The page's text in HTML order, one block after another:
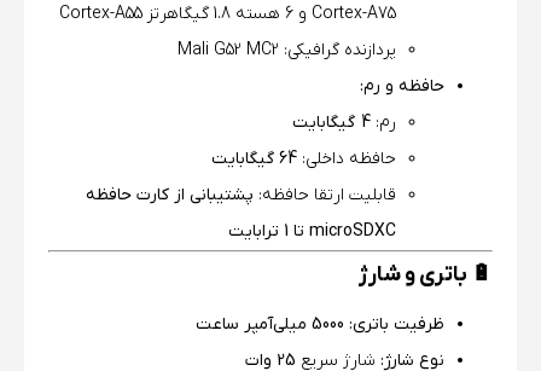
Cortex-A75 و 6 هسته 1.8 گیگاهرتز Cortex-A55
پردازنده گرافیکی: Mali G52 MC2
حافظه و رم:
رم: 4 گیگابایت
حافظه داخلی: 64 گیگابایت
قابلیت ارتقا حافظه: پشتیبانی از کارت حافظه
microSDXC تا 1 ترابایت
🔋 باتری و شارژ
ظرفیت باتری: 5000 میلی‌آمپر ساعت
نوع شارژ: شارژ سریع 25 وات